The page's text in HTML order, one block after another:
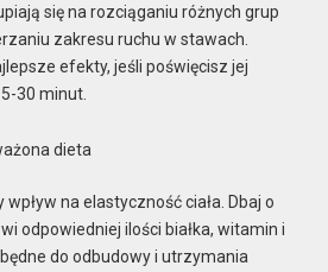
się na rozciąganiu różnych grup
zakresu ruchu w stawach.
efekty, jeśli poświęcisz jej
30 minut.
dieta
na elastyczność ciała. Dbaj o
odpowiedniej ilości białka, witamin i
do odbudowy i utrzymania